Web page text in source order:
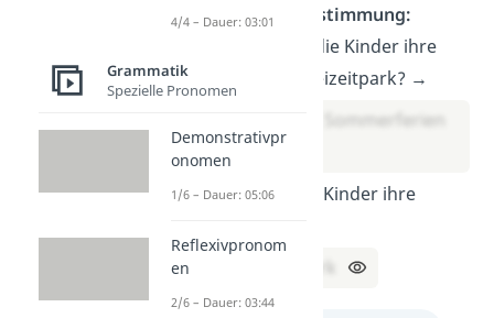
Adverbiale Bestimmung:
Wann treffen die Kinder ihre
Freunde im Freizeitpark? →
während der Sommerferien
Wo treffen die Kinder ihre
4/4 – Dauer: 03:01
Grammatik
Spezielle Pronomen
Demonstrativpr
onomen
1/6 – Dauer: 05:06
Reflexivpronom
en
2/6 – Dauer: 03:44